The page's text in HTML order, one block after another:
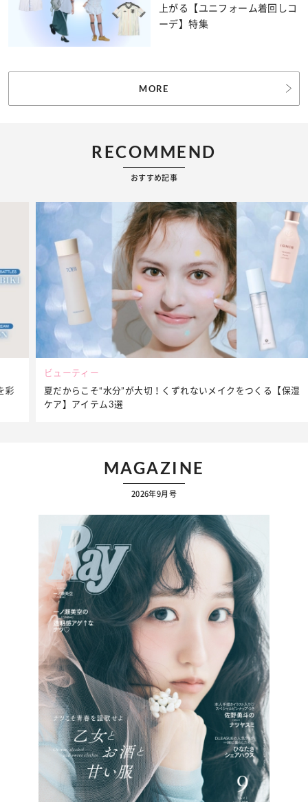
上がる【ユニフォーム着回しコ
ーデ】特集
MORE
RECOMMEND
おすすめ記事
ビューティー
夏だからこそ“水分”が大切！くずれないメイクをつくる【保湿
ケア】アイテム3選
MAGAZINE
2026年9月号